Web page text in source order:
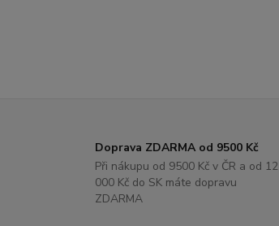
Doprava ZDARMA od 9500 Kč
Při nákupu od 9500 Kč v ČR a od 12
000 Kč do SK máte dopravu
ZDARMA